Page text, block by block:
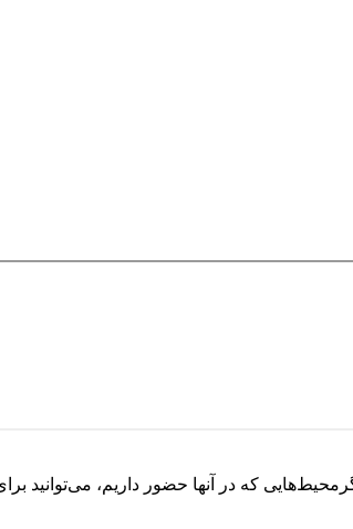
که در آنها حضور داریم، می‌توانید